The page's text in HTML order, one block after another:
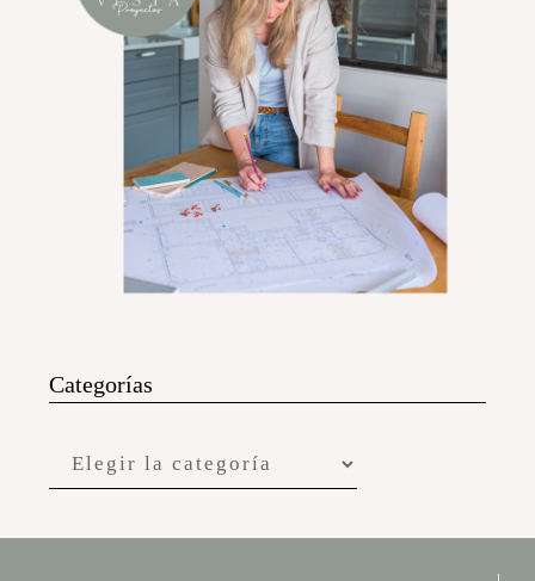
Categorías